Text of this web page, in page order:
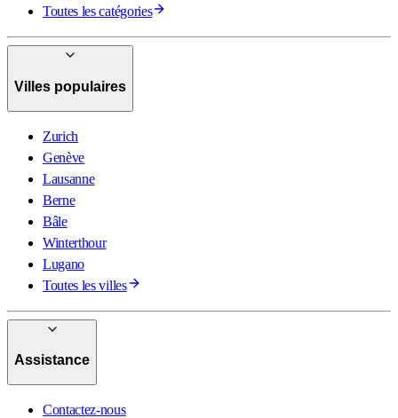
Toutes les catégories
Villes populaires
Zurich
Genève
Lausanne
Berne
Bâle
Winterthour
Lugano
Toutes les villes
Assistance
Contactez-nous